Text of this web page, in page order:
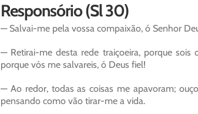
Responsório (Sl 30)
— Salvai-me pela vossa compaixão, ó Senhor
— Retirai-me desta rede traiçoeira, porque
porque vós me salvareis, ó Deus fiel!
— Ao redor, todas as coisas me apavoram;
pensando como vão tirar-me a vida.